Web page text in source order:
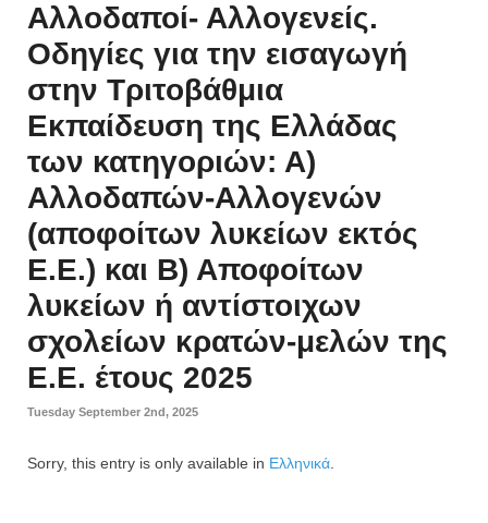
Αλλοδαποί- Αλλογενείς.
Οδηγίες για την εισαγωγή
στην Τριτοβάθμια
Εκπαίδευση της Ελλάδας
των κατηγοριών: Α)
Αλλοδαπών-Αλλογενών
(αποφοίτων λυκείων εκτός
Ε.Ε.) και Β) Αποφοίτων
λυκείων ή αντίστοιχων
σχολείων κρατών-μελών της
Ε.Ε. έτους 2025
Tuesday September 2nd, 2025
Sorry, this entry is only available in Ελληνικά